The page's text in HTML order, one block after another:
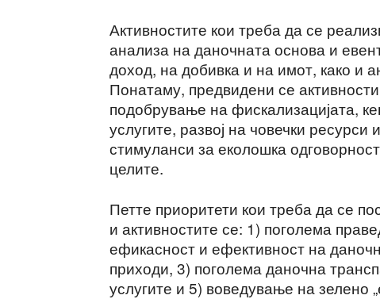
Активностите кои треба да се
анализа на даночната основа и
доход, на добивка и на имот, како и
Понатаму, предвидени се
подобрување на фискализацијата,
услугите, развој на човечки
стимуланси за еколошка
целите.
Петте приоритети кои треба да се
и активностите се: 1) поголема
ефикасност и ефективност на
приходи, 3) поголема даночна
услугите и 5) воведување на зелено